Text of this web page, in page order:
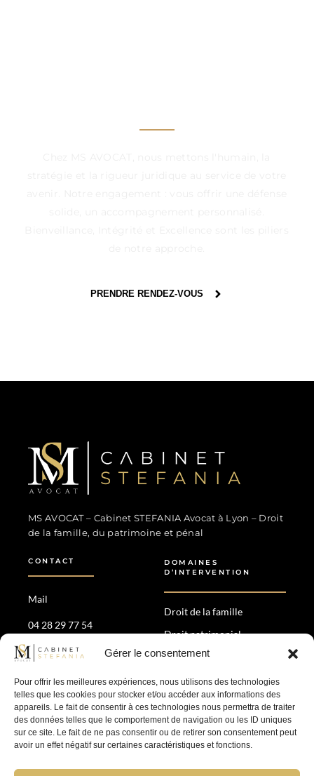
Gérer le consentement
Pour offrir les meilleures expériences, nous utilisons des technologies
telles que les cookies pour stocker et/ou accéder aux informations des
appareils. Le fait de consentir à ces technologies nous permettra de traiter
des données telles que le comportement de navigation ou les ID uniques
sur ce site. Le fait de ne pas consentir ou de retirer son consentement peut
avoir un effet négatif sur certaines caractéristiques et fonctions.
PRENDRE RENDEZ-VOUS
MS AVOCAT – Cabinet STEFANIA Avocat à Lyon – Droit
de la famille, du patrimoine et pénal
CONTACT
Mail
04 28 29 77 54
35 Av. Maréchal de Saxe,
69006 Lyon
DOMAINES
D’INTERVENTION
Droit de la famille
Droit patrimonial
Divorce amiable &
Droit pénal
SUIVEZ-NOUS